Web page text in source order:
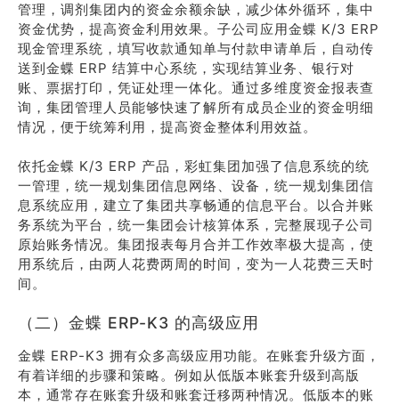
管理，调剂集团内的资金余额余缺，减少体外循环，集中
资金优势，提高资金利用效果。子公司应用金蝶 K/3 ERP
现金管理系统，填写收款通知单与付款申请单后，自动传
送到金蝶 ERP 结算中心系统，实现结算业务、银行对
账、票据打印，凭证处理一体化。通过多维度资金报表查
询，集团管理人员能够快速了解所有成员企业的资金明细
情况，便于统筹利用，提高资金整体利用效益。
依托金蝶 K/3 ERP 产品，彩虹集团加强了信息系统的统
一管理，统一规划集团信息网络、设备，统一规划集团信
息系统应用，建立了集团共享畅通的信息平台。以合并账
务系统为平台，统一集团会计核算体系，完整展现子公司
原始账务情况。集团报表每月合并工作效率极大提高，使
用系统后，由两人花费两周的时间，变为一人花费三天时
间。
（二）金蝶 ERP-K3 的高级应用
金蝶 ERP-K3 拥有众多高级应用功能。在账套升级方面，
有着详细的步骤和策略。例如从低版本账套升级到高版
本，通常存在账套升级和账套迁移两种情况。低版本的账